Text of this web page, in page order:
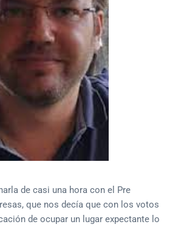
de casi una hora con el Pre
que nos decía que con los votos
de ocupar un lugar expectante lo